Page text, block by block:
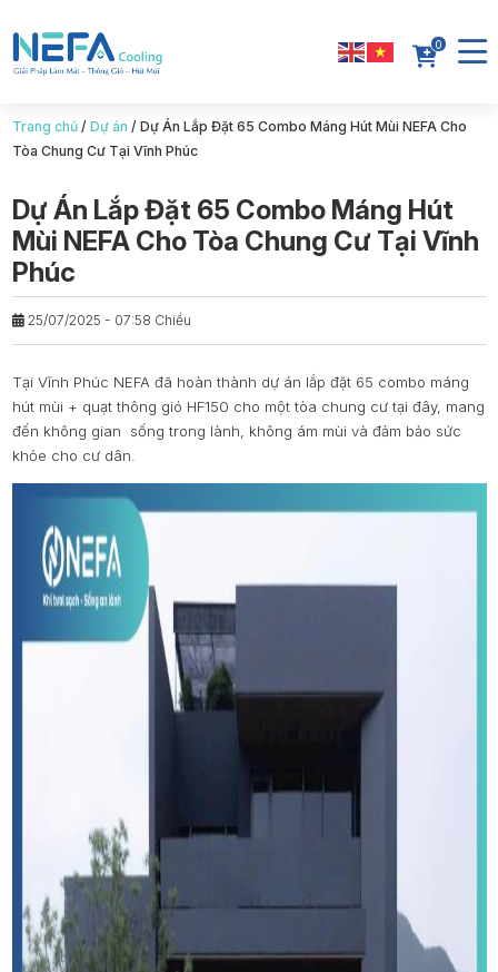
0
Trang chủ/ Dự án / Dự Án Lắp Đặt 65 Combo Máng Hút Mùi NEFA Cho
Tòa Chung Cư Tại Vĩnh Phúc
Dự Án Lắp Đặt 65 Combo Máng Hút
Mùi NEFA Cho Tòa Chung Cư Tại Vĩnh
Phúc
25/07/2025 - 07:58 Chiều
Tại Vĩnh Phúc NEFA đã hoàn thành dự án lắp đặt 65 combo máng
hút mùi + quạt thông gió HF150 cho một tòa chung cư tại đây, mang
đến không gian sống trong lành, không ám mùi và đảm bảo sức
khỏe cho cư dân.